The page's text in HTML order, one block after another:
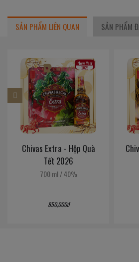
SẢN PHẨM LIÊN QUAN SẢN PHẨM
New Year
2026
Chivas 15 Năm - Hộp Quà
Tết 2026
700 ml/40%
1,350,000đ